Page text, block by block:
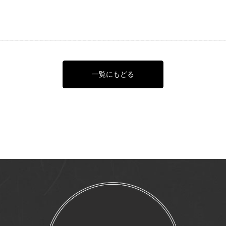
一覧にもどる